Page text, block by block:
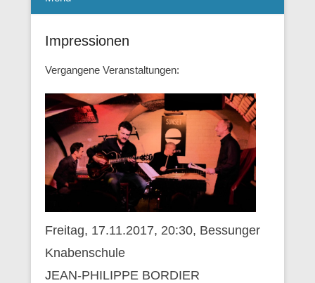
Impressionen
Vergangene Veranstaltungen:
Freitag, 17.11.2017, 20:30, Bessunger
Knabenschule
JEAN-PHILIPPE BORDIER